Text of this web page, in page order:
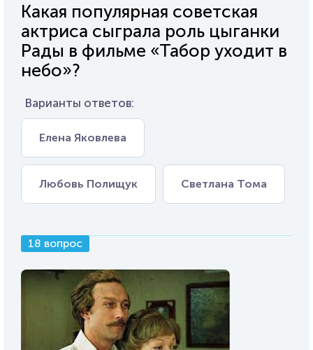
Какая популярная советская
актриса сыграла роль цыганки
Рады в фильме «Табор уходит в
небо»?
Варианты ответов:
Елена Яковлева
Любовь Полищук Светлана Тома
18 вопрос